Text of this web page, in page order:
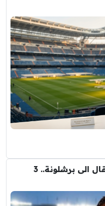
عاجل : رودري يوافق على الانتقال الى برشلونة.. 3